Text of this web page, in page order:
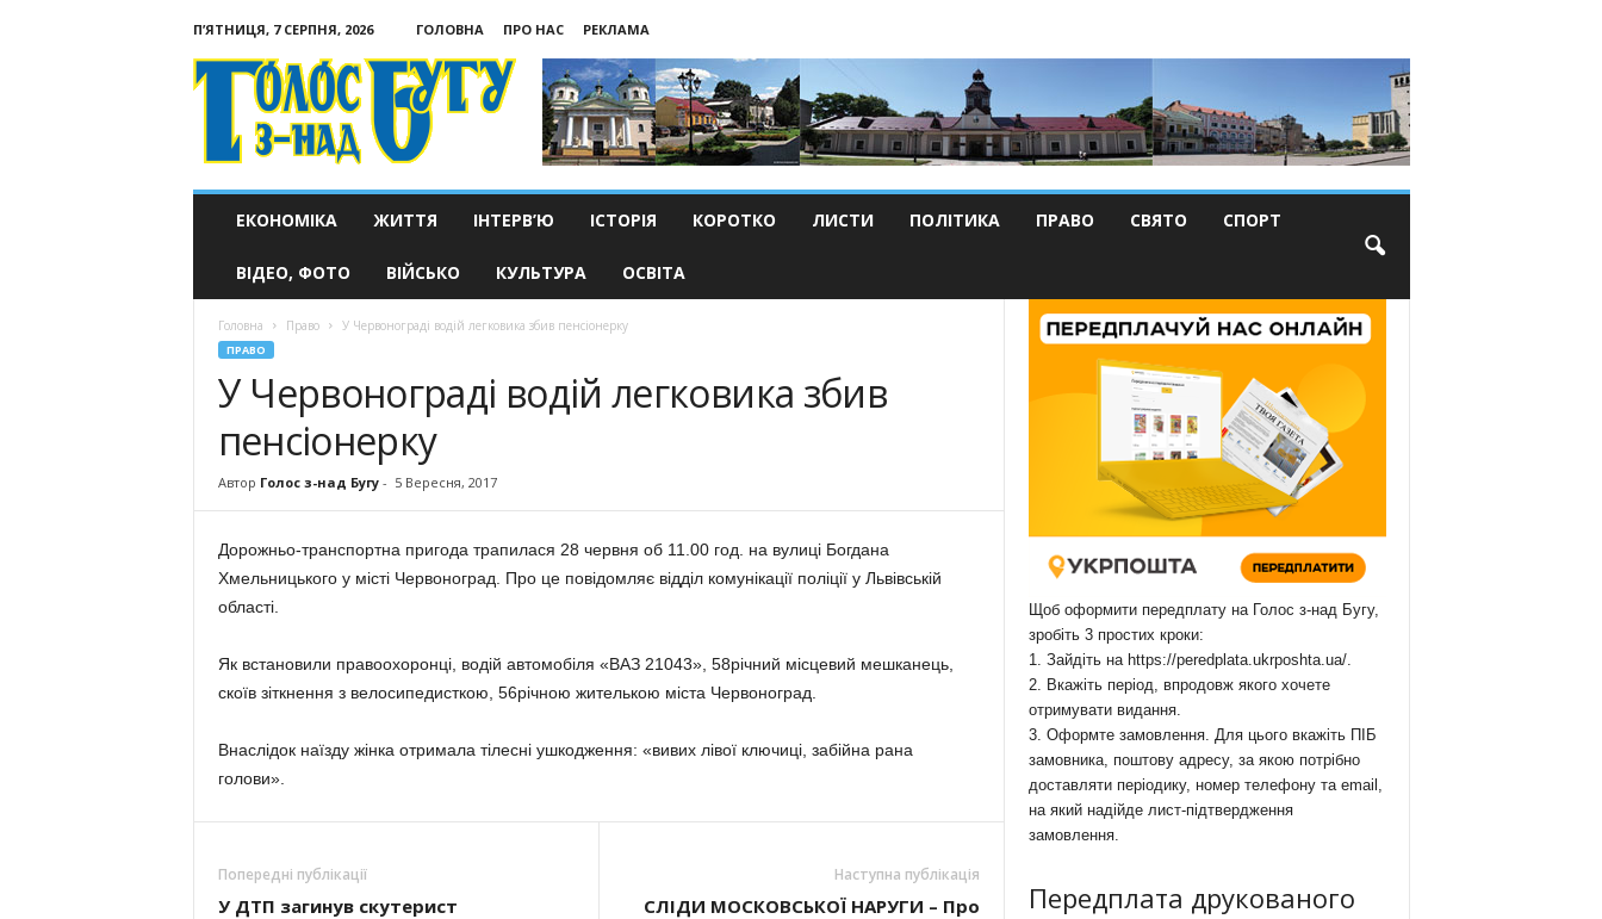
П’ЯТНИЦЯ, 7 СЕРПНЯ, 2026 ГОЛОВНА ПРО НАС
РЕКЛАМА
Голос
з-
ЕКОНОМІКА ЖИТТЯ ІНТЕРВ’Ю ІСТОРІЯ КОРОТКО ЛИСТИ ПОЛІТИКА ПРАВО СВЯТО СПОРТ
ВІДЕО, ФОТО ВІЙСЬКО КУЛЬТУРА ОСВІТА
Головна Право У Червонограді водій легковика збив пенсіонерку
ПРАВО
У Червонограді водій легковика збив
пенсіонерку
Автор Голос з-над Бугу- 5 Вересня, 2017
Дорожньо-транспортна пригода трапилася 28 червня об 11.00 год. на вулиці Богдана
Хмельницького у місті Червоноград. Про це повідомляє відділ комунікації поліції у Львівській
області.
Як встановили правоохоронці, водій автомобіля «ВАЗ 21043», 58річний місцевий мешканець,
скоїв зіткнення з велосипедисткою, 56річною жителькою міста Червоноград.
Внаслідок наїзду жінка отримала тілесні ушкодження: «вивих лівої ключиці, забійна рана
голови».
Попередні публікації
У ДТП загинув скутерист
Наступна публікація
СЛІДИ МОСКОВСЬКОЇ НАРУГИ – Про
Щоб оформити передплату на Голос з-над Бугу,
зробіть 3 простих кроки:
1. Зайдіть на https://peredplata.ukrposhta.ua/.
2. Вкажіть період, впродовж якого хочете
отримувати видання.
3. Оформте замовлення. Для цього вкажіть ПІБ
замовника, поштову адресу, за якою потрібно
доставляти періодику, номер телефону та email,
на який надійде лист-підтвердження
замовлення.
Передплата друкованого